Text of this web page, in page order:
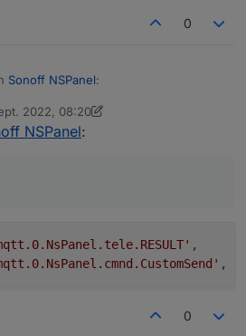
0
Sonoff NSPanel:
einige Seiten erstellt :)
kann, aber leider funktionieren sie
2022, 08:20
Atifan
NSPanel:
0